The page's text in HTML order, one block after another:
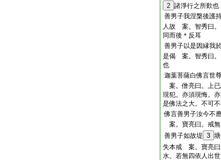
2 諸淨行之所歎也
善男子我涅槃後護
人故 案。智秀曰。
同而後＊反耳
善男子以是因縁我
是偈 案。智秀曰。
也
迦葉菩薩白佛言世
案。僧亮曰。上
現犯。亦須現悔。
是佛法之大。不可
佛言善男子汝今不
案。寶亮曰。戒
善男子如故堤 3
失本戒 案。寶亮曰
水。若無四依人出